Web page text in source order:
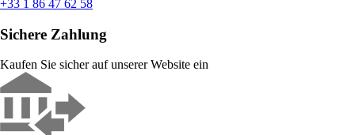
+33 1 86 47 62 58
Sichere Zahlung
Kaufen Sie sicher auf unserer Website ein